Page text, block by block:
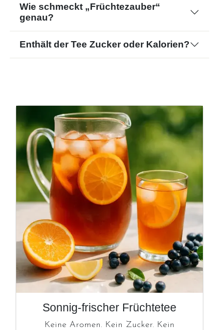
Wie schmeckt „Früchtezauber“
genau?
Enthält der Tee Zucker oder Kalorien?
Sonnig-frischer Früchtetee
Keine Aromen. Kein Zucker. Kein